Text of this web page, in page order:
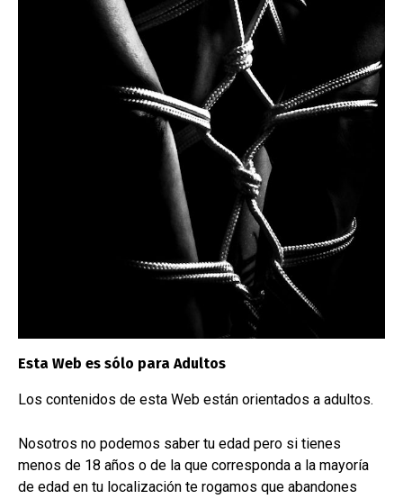
medio ambiente.
Read More
Esta Web es sólo para Adultos
Los contenidos de esta Web están orientados a adultos.
Nosotros no podemos saber tu edad pero si tienes
menos de 18 años o de la que corresponda a la mayoría
de edad en tu localización te rogamos que abandones